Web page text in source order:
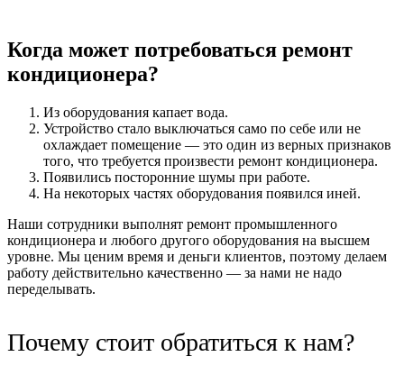
Когда может потребоваться ремонт
кондиционера?
Из оборудования капает вода.
Устройство стало выключаться само по себе или не
охлаждает помещение — это один из верных признаков
того, что требуется произвести ремонт кондиционера.
Появились посторонние шумы при работе.
На некоторых частях оборудования появился иней.
Наши сотрудники выполнят ремонт промышленного
кондиционера и любого другого оборудования на высшем
уровне. Мы ценим время и деньги клиентов, поэтому делаем
работу действительно качественно — за нами не надо
переделывать.
Почему стоит обратиться к нам?